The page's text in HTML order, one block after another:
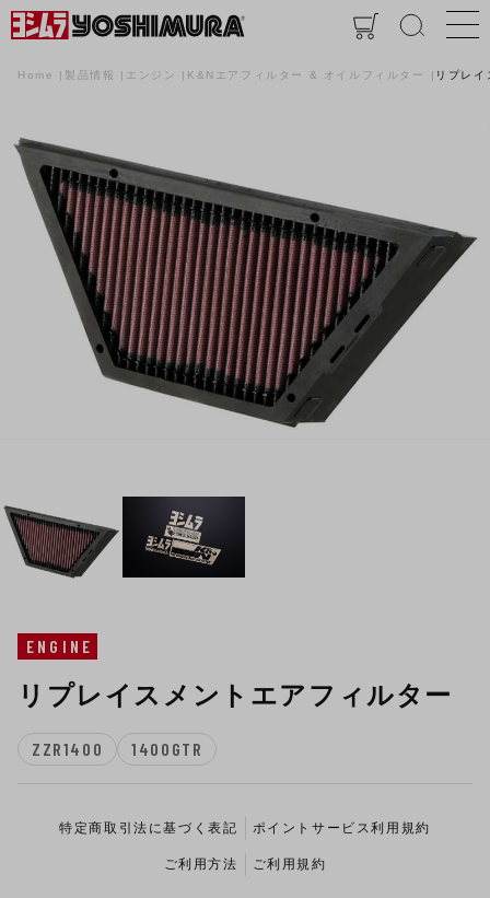
Home 製品情報 エンジン K&Nエアフィルター & オイルフィルター リプレ
ENGINE
リプレイスメントエアフィルター
ZZR1400 1400GTR
特定商取引法に基づく表記 ポイントサービス利用規約
ご利用方法 ご利用規約